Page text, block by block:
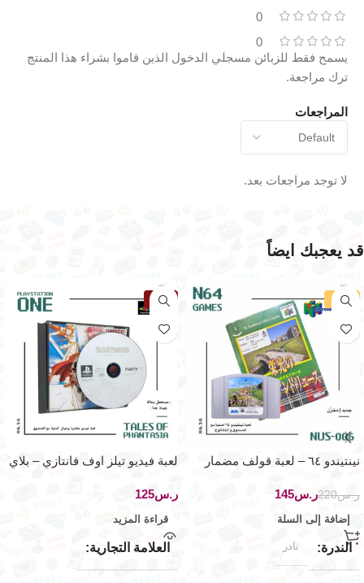
0
0
المراجعات
لا توجد مراجعات بعد.
يسمح فقط للزبائن مسجلي الدخول الذين قاموا بشراء هذا المنتج
ترك مراجعة.
قد يعجبك ايضاً
-34%
نينتيندو ٦٤ – لعبة قولف مضمار
ر.س220ر.س145
إضافة إلى السلة
الندرة نادر
نفذت
لعبة فيديو تيلز اوف فانتازي – بلاي
ر.س
قراءة المزيد
العلامة التجارية